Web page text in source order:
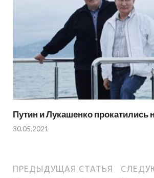
Путин и Лукашенко прокатились
30.05.2021
ПРЕДЫДУЩАЯ СТАТЬЯ